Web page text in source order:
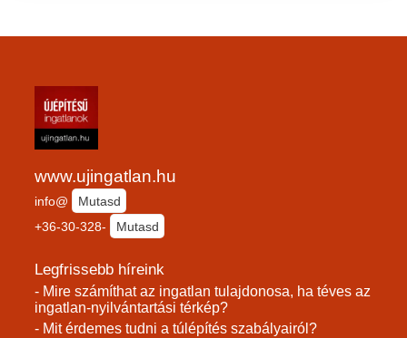
www.ujingatlan.hu
info@
Mutasd
+36-30-328-
Mutasd
Legfrissebb híreink
- Mire számíthat az ingatlan tulajdonosa, ha téves az
ingatlan-nyilvántartási térkép?
- Mit érdemes tudni a túlépítés szabályairól?